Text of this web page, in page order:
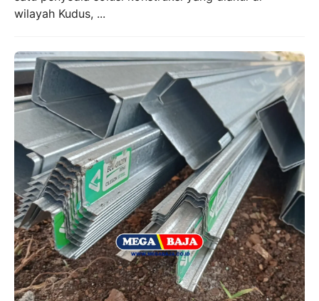
wilayah Kudus, ...